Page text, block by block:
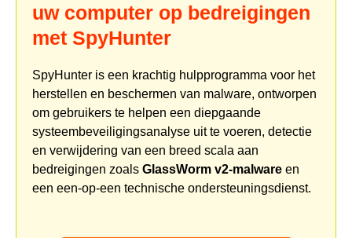
uw computer op bedreigingen
met SpyHunter
SpyHunter is een krachtig hulpprogramma voor het
herstellen en beschermen van malware, ontworpen
om gebruikers te helpen een diepgaande
systeembeveiligingsanalyse uit te voeren, detectie
en verwijdering van een breed scala aan
bedreigingen zoals GlassWorm v2-malware en
een een-op-een technische ondersteuningsdienst.